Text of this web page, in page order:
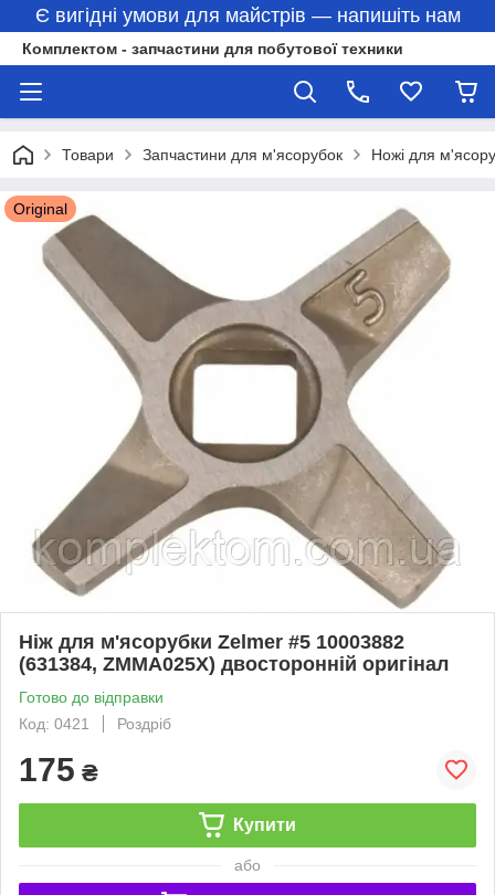
Є вигідні умови для майстрів — напишіть нам
Комплектом - запчастини для побутової техники
Товари Запчастини для м'ясорубок Ножі для
Original
Ніж для м'ясорубки Zelmer #5 10003882
(631384, ZMMA025X) двосторонній оригінал
Готово до відправки
Код: 0421
Роздріб
175 ₴
Купити
або